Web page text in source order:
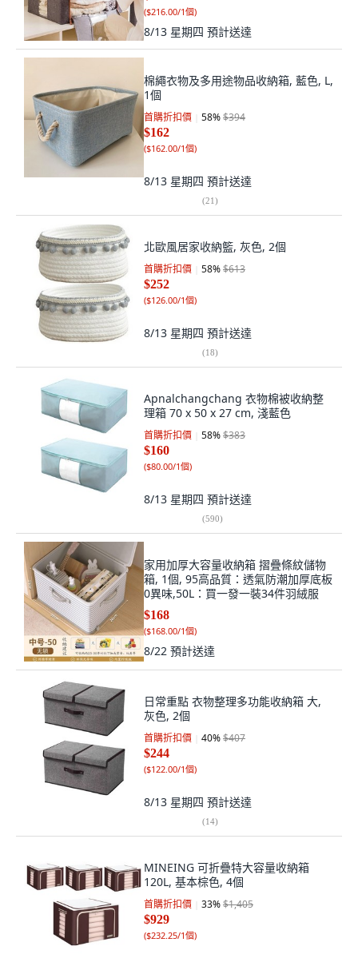
($216.00/1個)
8/13 星期四 預計送達
棉繩衣物及多用途物品收納箱, 藍色, L,
1個
首購折扣價 58%$394
$162
($162.00/1個)
8/13 星期四 預計送達
(21)
北歐風居家收納籃, 灰色, 2個
首購折扣價 58%$613
$252
($126.00/1個)
8/13 星期四 預計送達
(18)
Apnalchangchang 衣物棉被收納整
理箱 70 x 50 x 27 cm, 淺藍色
首購折扣價 58%$383
$160
($80.00/1個)
8/13 星期四 預計送達
(590)
家用加厚大容量收納箱 摺疊條紋儲物
箱, 1個, 95高品質：透氣防潮加厚底板
0異味,50L：買一發一裝34件羽絨服
$168
($168.00/1個)
8/22 預計送達
日常重點 衣物整理多功能收納箱 大,
灰色, 2個
首購折扣價 40%$407
$244
($122.00/1個)
8/13 星期四 預計送達
(14)
MINEING 可折疊特大容量收納箱
120L, 基本棕色, 4個
首購折扣價 33%$1,405
$929
($232.25/1個)